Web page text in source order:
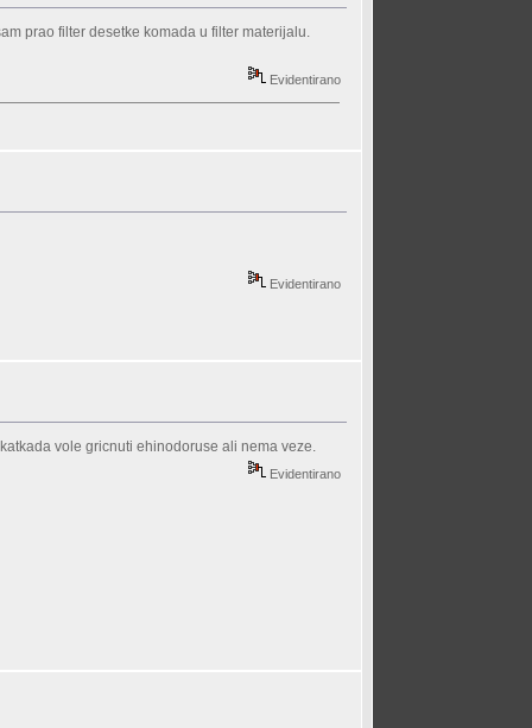
prao filter desetke komada u filter materijalu.
Evidentirano
Evidentirano
vole gricnuti ehinodoruse ali nema veze.
Evidentirano